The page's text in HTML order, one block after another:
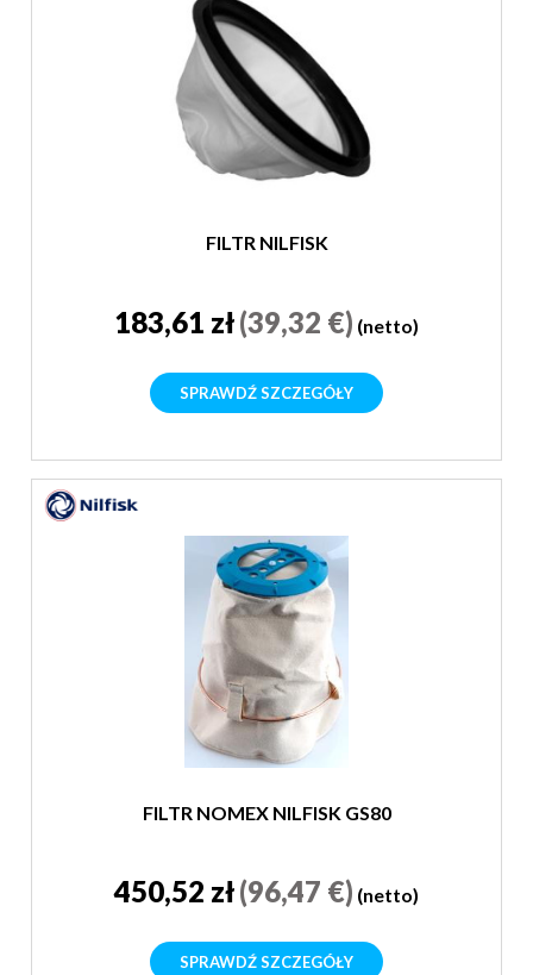
FILTR NILFISK
183,61 zł(39,32 €) (netto)
SPRAWDŹ SZCZEGÓŁY
FILTR NOMEX NILFISK GS80
450,52 zł(96,47 €) (netto)
SPRAWDŹ SZCZEGÓŁY